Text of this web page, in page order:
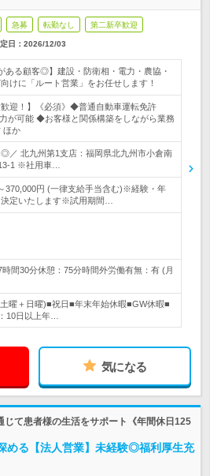
急募 転勤なし 第二新卒歓迎
日： 2026/12/03
ある顧客◎】建設・防衛相・電力・農協・
けに「ルート営業」をお任せします！
歓迎！】《必須》◆普通自動車運転免許
が可能 ◆お客様と関係構築をしながら業務
ほか
／ 北九州第1支店：福岡県北九州市小倉南
1 ※社用車…
370,000円 (一律支給手当含む)※経験・年
定いたします※試用期間…
間30分休憩：75分時間外労働有無：有 (月
曜＋日曜)■祝日■年末年始休暇■GW休暇■
10日以上年…
気になる
じて患者様の生活をサポート《年間休日125
める【法人営業】未経験◎福利厚生充